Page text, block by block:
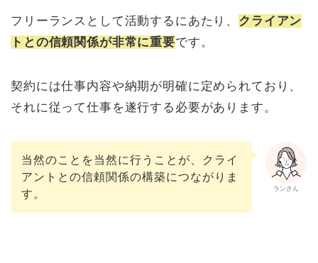
フリーランスとして活動するにあたり、 クライアン
トとの信頼関係が非常に重要です。
契約には仕事内容や納期が明確に定められており、
それに従って仕事を遂行する必要があります。
ランさん
当然のことを当然に行うことが、クライ
アントとの信頼関係の構築につながりま
す。